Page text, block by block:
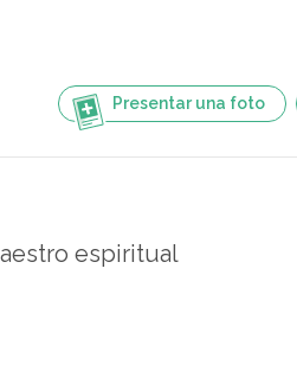
Presentar una foto
espiritual